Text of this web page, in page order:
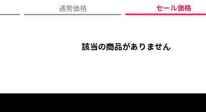
人気記事ランキング
フォーカスブランド
プライバシーポリシー
通常価格 セール価格
該当の商品がありません